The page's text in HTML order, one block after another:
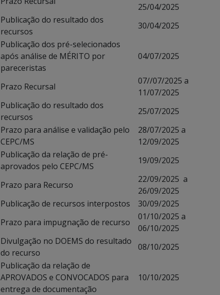
25/04/2025
Publicação do resultado dos
recursos
30/04/2025
Publicação dos pré-selecionados
após análise de MÉRITO por
pareceristas
04/07/2025
Prazo Recursal
07//07/2025 a
11/07/2025
Publicação do resultado dos
recursos
25/07/2025
Prazo para análise e validação pelo
CEPC/MS
28/07/2025 a
12/09/2025
Publicação da relação de pré-
aprovados pelo CEPC/MS
19/09/2025
Prazo para Recurso
22/09/2025 a
26/09/2025
Publicação de recursos interpostos
30/09/2025
Prazo para impugnação de recurso
01/10/2025 a
06/10/2025
Divulgação no DOEMS do resultado
do recurso
08/10/2025
Publicação da relação de
APROVADOS e CONVOCADOS para
entrega de documentação
10/10/2025